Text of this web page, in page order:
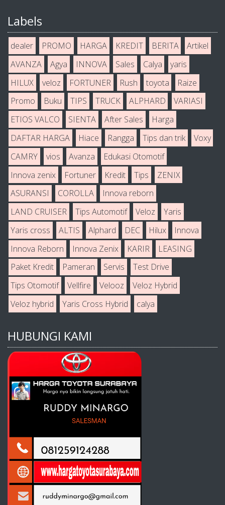
Labels
dealer PROMO HARGA KREDIT BERITA
Artikel
AVANZA
Agya INNOVA Sales Calya
yaris
HILUX
veloz FORTUNER Rush toyota
Raize
Promo
Buku TIPS TRUCK ALPHARD
VARIASI
ETIOS VALCO
SIENTA After Sales
Harga
DAFTAR HARGA
Hiace Rangga Tips dan trik
Voxy
CAMRY
vios Avanza
Edukasi Otomotif
Innova zenix
Fortuner Kredit Tips
ZENIX
ASURANSI
COROLLA
Innova reborn
LAND CRUISER
Tips Automotif Veloz
Yaris
Yaris cross
ALTIS Alphard DEC Hilux
Innova
Innova Reborn
Innova Zenix KARIR
LEASING
Paket Kredit
Pameran Servis
Test Drive
Tips Otomotif
Vellfire Velooz
Veloz Hybrid
Veloz hybrid
Yaris Cross Hybrid calya
HUBUNGI KAMI